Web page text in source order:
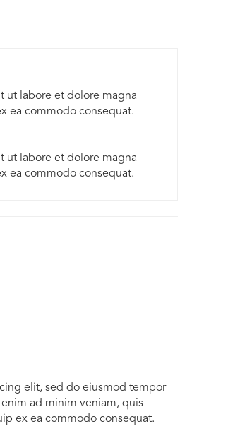
ut labore et dolore magna
ea commodo consequat.
ut labore et dolore magna
ea commodo consequat.
elit, sed do eiusmod tempor
ad minim veniam, quis
ex ea commodo consequat.